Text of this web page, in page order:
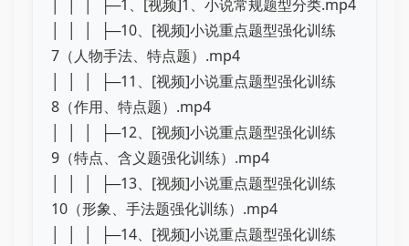
│ │ │ ├─1、[视频]1、小说常规题型分类.mp4
│ │ │ ├─10、[视频]小说重点题型强化训练
7（人物手法、特点题）.mp4
│ │ │ ├─11、[视频]小说重点题型强化训练
8（作用、特点题）.mp4
│ │ │ ├─12、[视频]小说重点题型强化训练
9（特点、含义题强化训练）.mp4
│ │ │ ├─13、[视频]小说重点题型强化训练
10（形象、手法题强化训练）.mp4
│ │ │ ├─14、[视频]小说重点题型强化训练